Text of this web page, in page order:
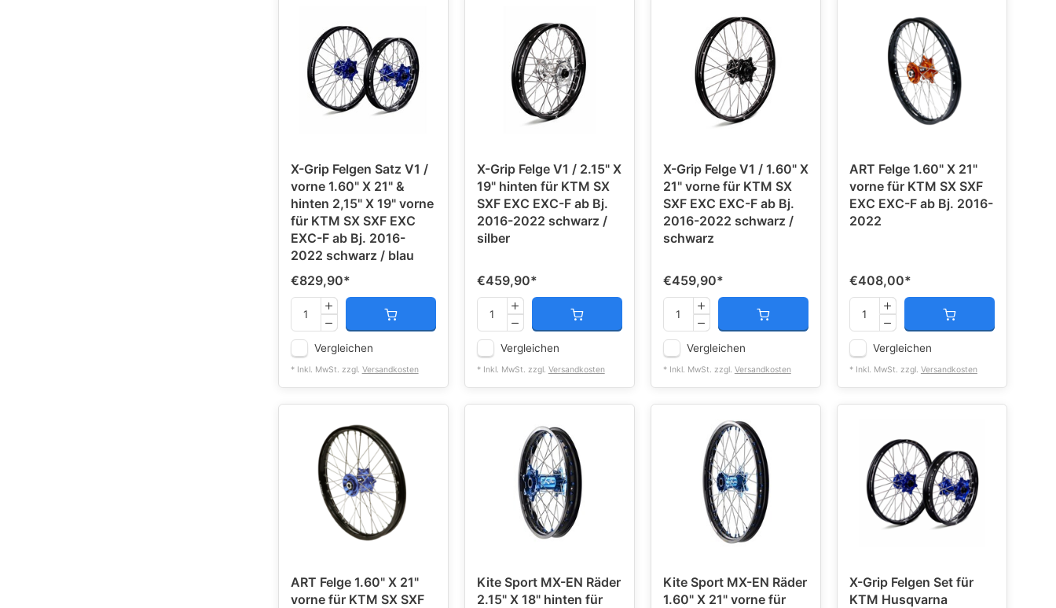
X-Grip Felgen Satz V1 /
vorne 1.60" X 21" &
hinten 2,15" X 19" vorne
für KTM SX SXF EXC
EXC-F ab Bj. 2016-
2022 schwarz / blau
€829,90*
Vergleichen
* Inkl. MwSt. zzgl. Versandkosten
X-Grip Felge V1 / 2.15" X
19" hinten für KTM SX
SXF EXC EXC-F ab Bj.
2016-2022 schwarz /
silber
€459,90*
Vergleichen
* Inkl. MwSt. zzgl. Versandkosten
X-Grip Felge V1 / 1.60" X
21" vorne für KTM SX
SXF EXC EXC-F ab Bj.
2016-2022 schwarz /
schwarz
€459,90*
Vergleichen
* Inkl. MwSt. zzgl. Versandkosten
ART Felge 1.60" X 21"
vorne für KTM SX SXF
EXC EXC-F ab Bj. 2016-
2022
€408,00*
Vergleichen
* Inkl. MwSt. zzgl. Versandkosten
ART Felge 1.60" X 21"
vorne für KTM SX SXF
Kite Sport MX-EN Räder
2.15" X 18" hinten für
Kite Sport MX-EN Räder
1.60" X 21" vorne für
X-Grip Felgen Set für
KTM Husqvarna